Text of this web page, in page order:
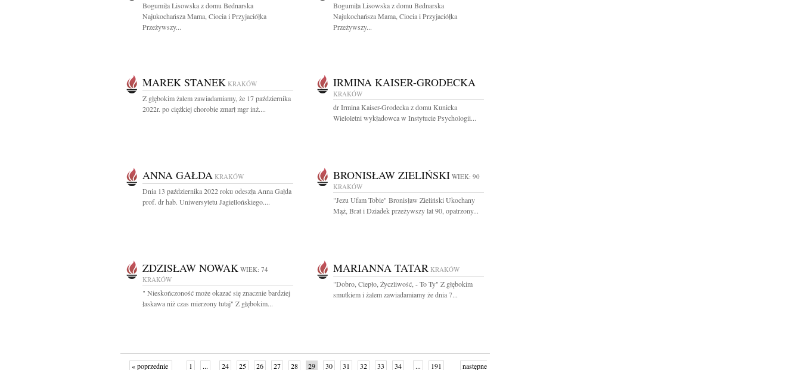
Bogumiła Lisowska z domu Bednarska
Najukochańsza Mama, Ciocia i Przyjaciółka
Przeżywszy...
Bogumiła Lisowska z domu Bednarska
Najukochańsza Mama, Ciocia i Przyjaciółka
Przeżywszy...
MAREK STANEK KRAKÓW
Z głębokim żalem zawiadamiamy, że 17 października
2022r. po ciężkiej chorobie zmarł mgr inż....
IRMINA KAISER-GRODECKA
KRAKÓW
dr Irmina Kaiser-Grodecka z domu Kunicka
Wieloletni wykładowca w Instytucie Psychologii...
ANNA GAŁDA KRAKÓW
Dnia 13 października 2022 roku odeszła Anna Gałda
prof. dr hab. Uniwersytetu Jagiellońskiego....
BRONISŁAW ZIELIŃSKI WIEK: 90
KRAKÓW
"Jezu Ufam Tobie" Bronisław Zieliński Ukochany
Mąż, Brat i Dziadek przeżywszy lat 90, opatrzony...
ZDZISŁAW NOWAK WIEK: 74
KRAKÓW
" Nieskończoność może okazać się znacznie bardziej
łaskawa niż czas mierzony tutaj" Z głębokim...
MARIANNA TATAR KRAKÓW
"Dobro, Ciepło, Życzliwość, - To Ty" Z głębokim
smutkiem i żalem zawiadamiamy że dnia 7...
« poprzednie 1 ... 24 25 26 27 28 29 30 31 32 33 34 ... 191 następne